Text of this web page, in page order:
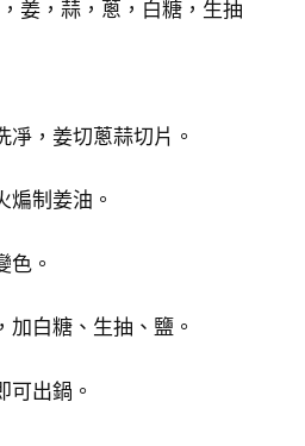
姜，蒜，蔥，白糖，生抽
凈，姜切蔥蒜切片。
煸制姜油。
色。
白糖、生抽、鹽。
可出鍋。